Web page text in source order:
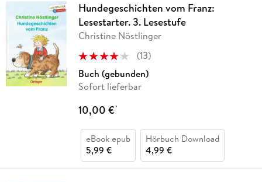
Hundegeschichten vom Franz:
Lesestarter. 3. Lesestufe
Christine Nöstlinger
(13)
Buch (gebunden)
Sofort lieferbar
10,00 €*
eBook epub
5,99 €
Hörbuch Download
4,99 €